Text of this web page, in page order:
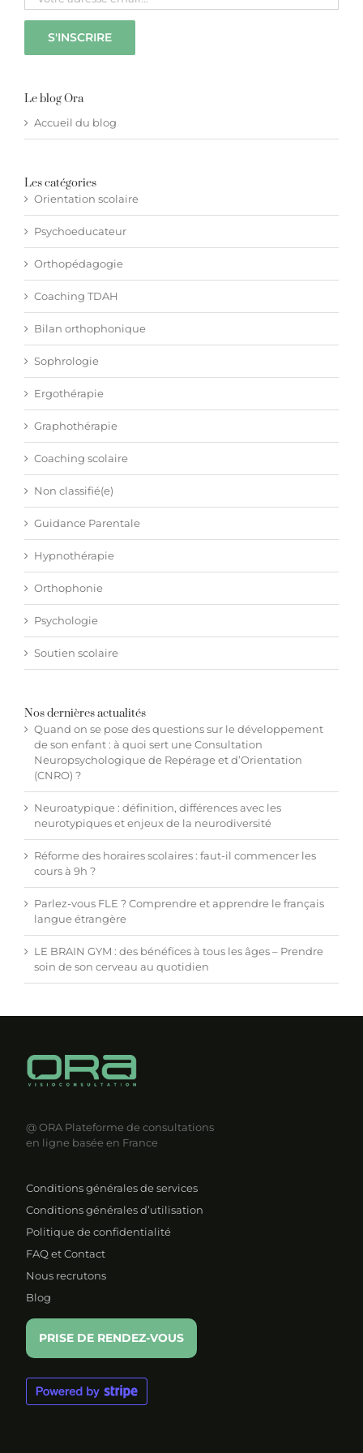
Hypnothérapie à distance
Espace membre
Facebook
Contact WhatsApp
Le blog Ora
Accueil du blog
Les catégories
Orientation scolaire
Psychoeducateur
Orthopédagogie
Coaching TDAH
Bilan orthophonique
Sophrologie
Ergothérapie
Graphothérapie
Coaching scolaire
Non classifié(e)
Guidance Parentale
Hypnothérapie
Orthophonie
Psychologie
Soutien scolaire
Nos dernières actualités
Quand on se pose des questions sur le développement
de son enfant : à quoi sert une Consultation
Neuropsychologique de Repérage et d’Orientation
(CNRO) ?
Neuroatypique : définition, différences avec les
neurotypiques et enjeux de la neurodiversité
Réforme des horaires scolaires : faut-il commencer les
cours à 9h ?
Parlez-vous FLE ? Comprendre et apprendre le français
langue étrangère
LE BRAIN GYM : des bénéfices à tous les âges – Prendre
soin de son cerveau au quotidien
@ ORA Plateforme de consultations
en ligne basée en France
Conditions générales de services
Conditions générales d’utilisation
Politique de confidentialité
FAQ et Contact
Nous recrutons
Blog
PRISE DE RENDEZ-VOUS